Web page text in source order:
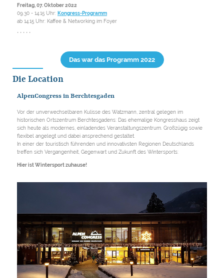
Freitag, 07. Oktober 2022
09.30 - 14.15 Uhr: Kongress-Programm
ab 14.15 Uhr: Kaffee & Networking im Foyer
* * * * *
Das war das Programm 2022
Die Location
AlpenCongress in Berchtesgaden
Vor der unverwechselbaren Kulisse des Watzmann, zentral gelegen im
historischen Ortszentrum Berchtesgadens: Das ehemalige Kongresshaus zeigt
sich heute als modernes, einladendes Veranstaltungszentrum. Großzügig sowie
flexibel angelegt und dabei ansprechend gestaltet.
In einer der touristisch führenden und innovativsten Regionen Deutschlands
treffen sich Vergangenheit, Gegenwart und Zukunft des Wintersports:
Hier ist Wintersport zuhause!